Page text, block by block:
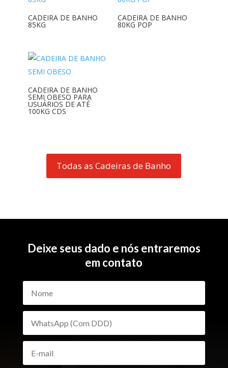
CADEIRA DE BANHO
85KG
CADEIRA DE BANHO
80KG POP
CADEIRA DE BANHO
SEMI OBESO PARA
USUÁRIOS DE ATÉ
100KG CDS
Todas as Cadeiras de Banho
Deixe seus dado e nós entraremos
em contato